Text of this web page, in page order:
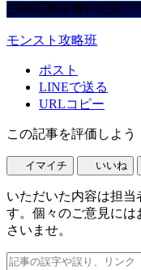
この記事を書いた人
モンスト攻略班
ポスト
LINEで送る
URLコピー
この記事を評価しよう
イマイチ いいね
いただいた内容は担当
す。個々のご意見に
さいませ。